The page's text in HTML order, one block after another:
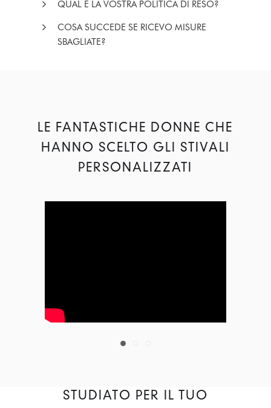
QUAL È LA VOSTRA POLITICA DI RESO?
COSA SUCCEDE SE RICEVO MISURE
SBAGLIATE?
LE FANTASTICHE DONNE CHE
HANNO SCELTO GLI STIVALI
PERSONALIZZATI
STUDIATO PER IL TUO